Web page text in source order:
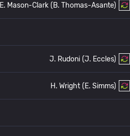
(B. Thomas-Asante)
E. Mason-Clark
(J. Eccles)
J. Rudoni
(E. Simms)
H. Wright